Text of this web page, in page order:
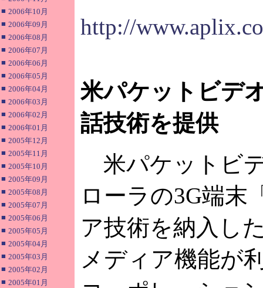
■ 2006年10月
■ 2006年09月
■ 2006年08月
■ 2006年07月
■ 2006年06月
■ 2006年05月
■ 2006年04月
■ 2006年03月
■ 2006年02月
■ 2006年01月
■ 2005年12月
■ 2005年11月
■ 2005年10月
■ 2005年09月
■ 2005年08月
■ 2005年07月
■ 2005年06月
■ 2005年05月
■ 2005年04月
■ 2005年03月
■ 2005年02月
■ 2005年01月
http://
米パケットビデ
話技術を提供
米パケットビ
ローラの3G端末
ア技術を納入し
メディア機能が